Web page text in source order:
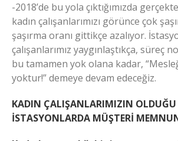
-2018’de bu yola çıktığımızda
kadın çalışanlarımızı görünce çok
şaşırma oranı gittikçe azalıyor.
çalışanlarımız yaygınlaştıkça, süreç
bu tamamen yok olana kadar,
yoktur!” demeye devam edeceğiz.
KADIN ÇALIŞANLARIMIZIN OLDUĞU
İSTASYONLARDA MÜŞTERİ